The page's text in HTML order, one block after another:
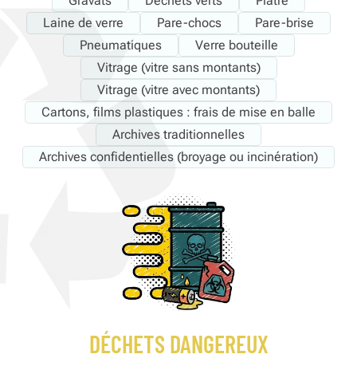
Laine de verre
Pare-chocs
Pare-brise
Pneumatiques
Verre bouteille
Vitrage (vitre sans montants)
Vitrage (vitre avec montants)
Cartons, films plastiques : frais de mise en balle
Archives traditionnelles
Archives confidentielles (broyage ou incinération)
DÉCHETS DANGEREUX